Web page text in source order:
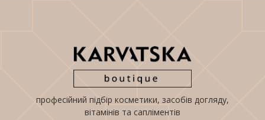
професійний підбір косметики, засобів догляду,
вітамінів та сапліментів